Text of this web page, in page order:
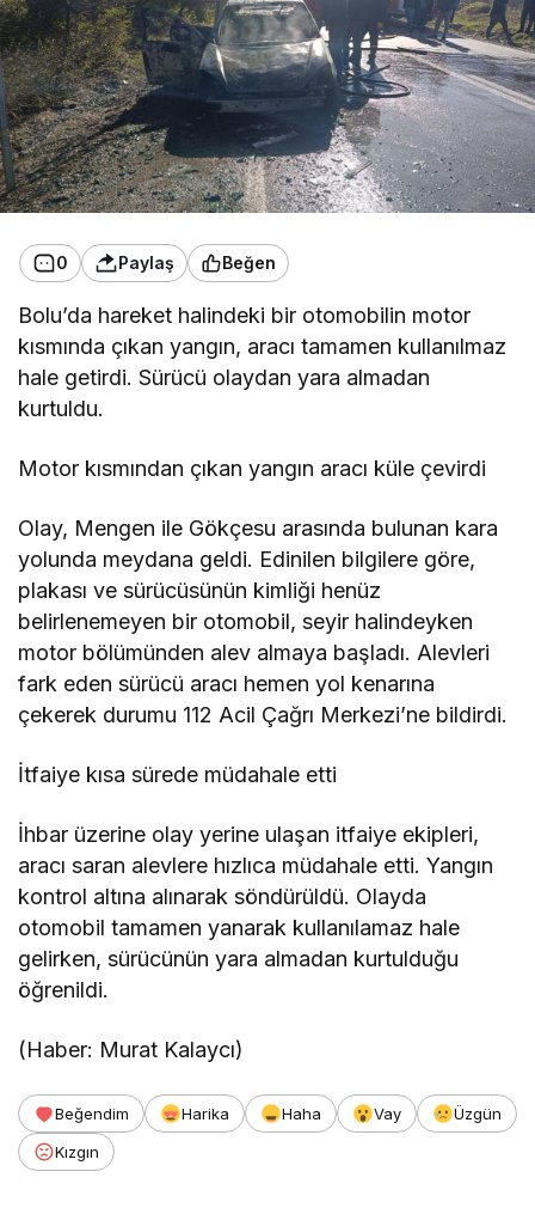
0 Paylaş Beğen
Bolu’da hareket halindeki bir otomobilin motor
kısmında çıkan yangın, aracı tamamen kullanılmaz
hale getirdi. Sürücü olaydan yara almadan
kurtuldu.
Motor kısmından çıkan yangın aracı küle çevirdi
Olay, Mengen ile Gökçesu arasında bulunan kara
yolunda meydana geldi. Edinilen bilgilere göre,
plakası ve sürücüsünün kimliği henüz
belirlenemeyen bir otomobil, seyir halindeyken
motor bölümünden alev almaya başladı. Alevleri
fark eden sürücü aracı hemen yol kenarına
çekerek durumu 112 Acil Çağrı Merkezi’ne bildirdi.
İtfaiye kısa sürede müdahale etti
İhbar üzerine olay yerine ulaşan itfaiye ekipleri,
aracı saran alevlere hızlıca müdahale etti. Yangın
kontrol altına alınarak söndürüldü. Olayda
otomobil tamamen yanarak kullanılamaz hale
gelirken, sürücünün yara almadan kurtulduğu
öğrenildi.
(Haber: Murat Kalaycı)
Beğendim Harika Haha Vay
Üzgün
Kızgın